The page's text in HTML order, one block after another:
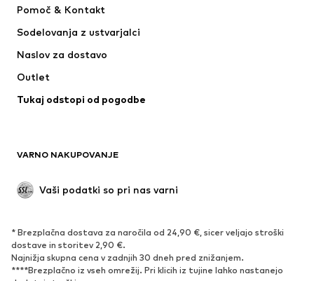
Perilo
Plašči
Kopalke & Kopalna moda
'Upcycling'
Novo
Superge
Gležnjarji
Pomoč & Kontakt
Sodelovanja z ustvarjalci
Naslov za dostavo
Outlet
Tukaj odstopi od pogodbe
VARNO NAKUPOVANJE
Vaši podatki so pri nas varni
* Brezplačna dostava za naročila od 24,90 €, sicer veljajo stroški
dostave in storitev 2,90 €.
Najnižja skupna cena v zadnjih 30 dneh pred znižanjem.
****Brezplačno iz vseh omrežij. Pri klicih iz tujine lahko nastanejo